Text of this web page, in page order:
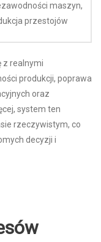
maszyn,
przestojów
z realnymi
produkcji, poprawa
oraz
system ten
rzeczywistym, co
decyzji i